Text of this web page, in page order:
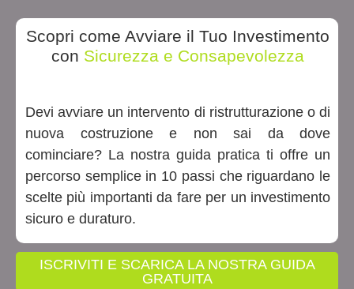
Scopri come Avviare il Tuo Investimento
con Sicurezza e Consapevolezza
Devi avviare un intervento di ristrutturazione o di
nuova costruzione e non sai da dove
cominciare? La nostra guida pratica ti offre un
percorso semplice in 10 passi che riguardano le
scelte più importanti da fare per un investimento
sicuro e duraturo.
ISCRIVITI E SCARICA LA NOSTRA GUIDA
GRATUITA